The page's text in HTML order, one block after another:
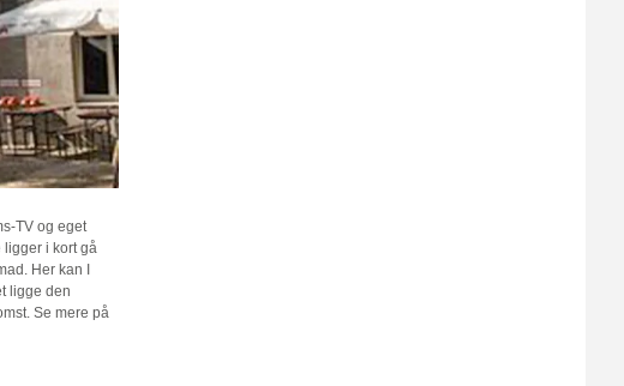
TV og eget
i kort gå
Her kan I
ligge den
Se mere på